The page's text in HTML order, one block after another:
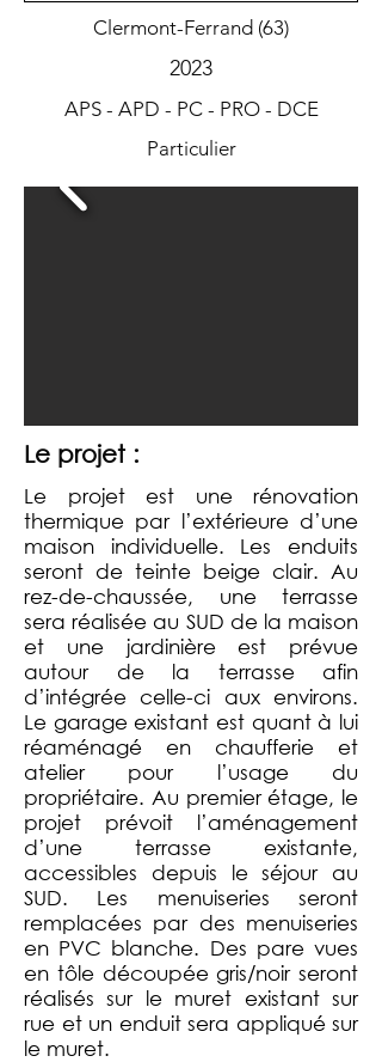
Clermont-Ferrand (63)
2023
APS - APD - PC - PRO - DCE
Particulier
Le projet :
Le projet est une rénovation
thermique par l’extérieure d’une
maison individuelle. Les enduits
seront de teinte beige clair. Au
rez-de-chaussée, une terrasse
sera réalisée au SUD de la maison
et une jardinière est prévue
autour de la terrasse afin
d’intégrée celle-ci aux environs.
Le garage existant est quant à lui
réaménagé en chaufferie et
atelier pour l’usage du
propriétaire. Au premier étage, le
projet prévoit l’aménagement
d’une terrasse existante,
accessibles depuis le séjour au
SUD. Les menuiseries seront
remplacées par des menuiseries
en PVC blanche. Des pare vues
en tôle découpée gris/noir seront
réalisés sur le muret existant sur
rue et un enduit sera appliqué sur
le muret.